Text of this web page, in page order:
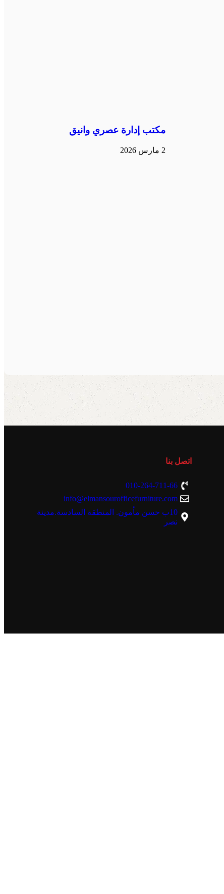
مكتب إدارة عصري وانيق
2 مارس 2026
اتصل بنا
010-264-711-66
info@elmansourofficefurniture.com
10ب حسن مأمون. المنطقة السادسة.مدينة
نصر